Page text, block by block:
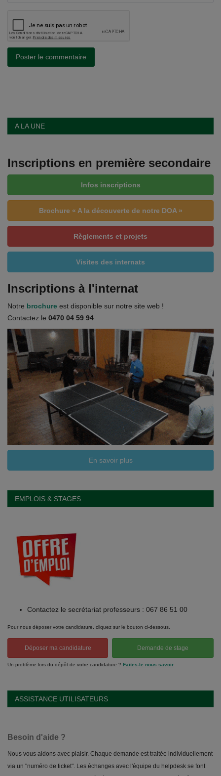
Poster le commentaire
A LA UNE
Inscriptions en première secondaire
Infos inscriptions
Brochure « A la découverte de notre DOA »
Règlements et projets
Visites des internats
Inscriptions à l'internat
Notre brochure est disponible sur notre site web !
Contactez le 0470 04 59 94
En savoir plus
EMPLOIS & STAGES
Contactez le secrétariat professeurs : 067 86 51 00
Pour nous déposer votre candidature, cliquez sur le bouton ci-dessous.
Déposer ma candidature Demande de stage
Un problème lors du dépôt de votre candidature ? Faites-le nous savoir
ASSISTANCE UTILISATEURS
Besoin d'aide ?
Nous vous aidons avec plaisir. Chaque demande est traitée individuellement
via un "numéro de ticket". Les échanges avec l'équipe du helpdesk se font